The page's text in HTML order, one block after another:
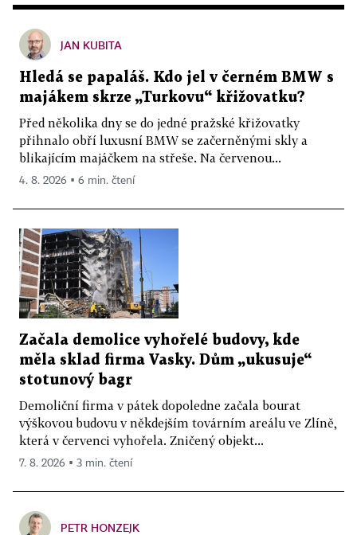
JAN KUBITA
Hledá se papaláš. Kdo jel v černém BMW s
majákem skrze „Turkovu“ křižovatku?
Před několika dny se do jedné pražské křižovatky
přihnalo obří luxusní BMW se začerněnými skly a
blikajícím majáčkem na střeše. Na červenou...
4. 8. 2026 ▪ 6 min. čtení
Začala demolice vyhořelé budovy, kde
měla sklad firma Vasky. Dům „ukusuje“
stotunový bagr
Demoliční firma v pátek dopoledne začala bourat
výškovou budovu v někdejším továrním areálu ve Zlíně,
která v červenci vyhořela. Zničený objekt...
7. 8. 2026 ▪ 3 min. čtení
PETR HONZEJK